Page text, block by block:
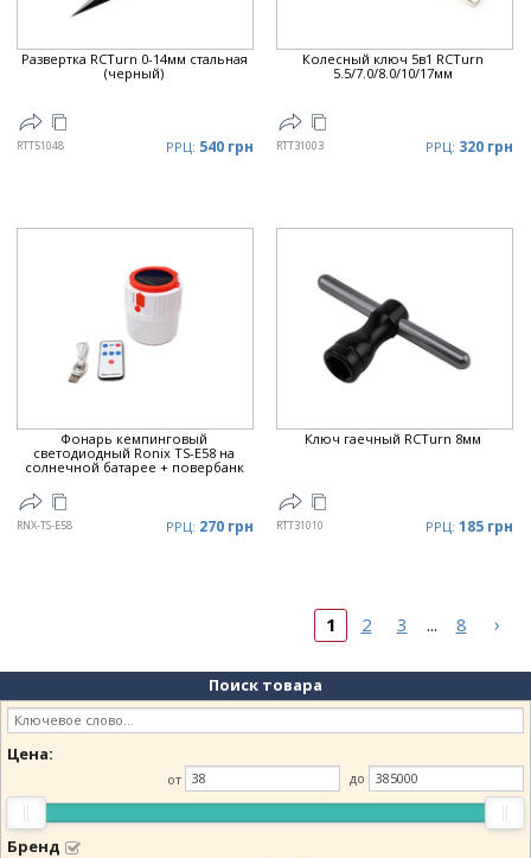
Развертка RCTurn 0-14мм стальная
(черный)
RTT51048 РРЦ: 540 грн
Колесный ключ 5в1 RCTurn
5.5/7.0/8.0/10/17мм
RTT31003 РРЦ: 320 грн
Фонарь кемпинговый
светодиодный Ronix TS-E58 на
солнечной батарее + повербанк
RNX-TS-E58 РРЦ: 270 грн
Ключ гаечный RCTurn 8мм
RTT31010 РРЦ: 185 грн
1 2 3 ... 8 ›
Поиск товара
Цена:
от до
Бренд